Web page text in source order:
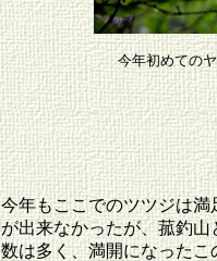
今年初めての
今年もここでのツツジは
が出来なかったが、菰釣
数は多く、満開になった